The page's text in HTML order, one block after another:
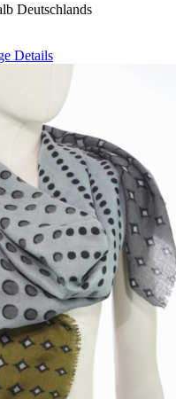
Deutschlands
Details